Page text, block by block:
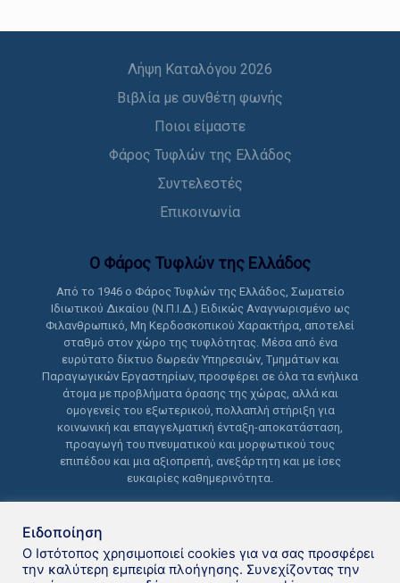
Λήψη Καταλόγου 2026
Βιβλία με συνθέτη φωνής
Ποιοι είμαστε
Φάρος Τυφλών της Ελλάδος
Συντελεστές
Επικοινωνία
Ο Φάρος Τυφλών της Ελλάδoς
Από το 1946 ο Φάρος Τυφλών της Ελλάδος, Σωματείο
Ιδιωτικού Δικαίου (Ν.Π.Ι.Δ.) Ειδικώς Αναγνωρισμένο ως
Φιλανθρωπικό, Μη Κερδοσκοπικού Χαρακτήρα, αποτελεί
σταθμό στον χώρο της τυφλότητας. Μέσα από ένα
ευρύτατο δίκτυο δωρεάν Υπηρεσιών, Τμημάτων και
Παραγωγικών Εργαστηρίων, προσφέρει σε όλα τα ενήλικα
άτομα με προβλήματα όρασης της χώρας, αλλά και
ομογενείς του εξωτερικού, πολλαπλή στήριξη για
κοινωνική και επαγγελματική ένταξη-αποκατάσταση,
προαγωγή του πνευματικού και μορφωτικού τους
επιπέδου και μια αξιοπρεπή, ανεξάρτητη και με ίσες
ευκαιρίες καθημερινότητα.
Ειδοποίηση
Ο Ιστότοπος χρησιμοποιεί cookies για να σας προσφέρει
την καλύτερη εμπειρία πλοήγησης. Συνεχίζοντας την